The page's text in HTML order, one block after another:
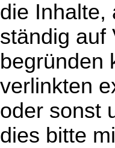
die Inhalte,
ständig auf
begründen
verlinkten
oder sonst
dies bitte